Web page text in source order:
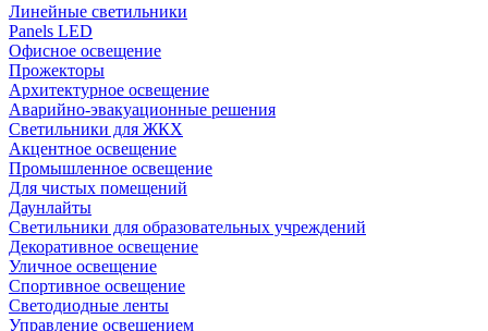
Линейные светильники
Panels LED
Офисное освещение
Прожекторы
Архитектурное освещение
Аварийно-эвакуационные решения
Светильники для ЖКХ
Акцентное освещение
Промышленное освещение
Для чистых помещений
Даунлайты
Светильники для образовательных учреждений
Декоративное освещение
Уличное освещение
Спортивное освещение
Светодиодные ленты
Управление освещением